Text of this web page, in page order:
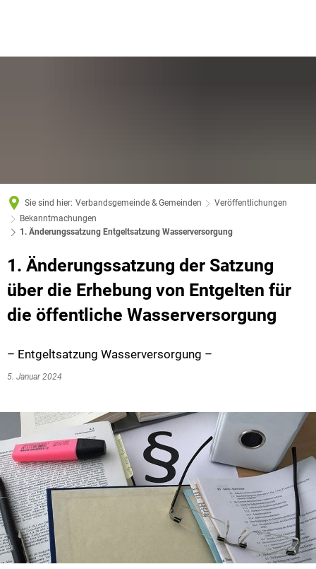
Sie sind hier: Verbandsgemeinde & Gemeinden
Veröffentlichungen
Bekanntmachungen
1. Änderungssatzung Entgeltsatzung Wasserversorgung
1. Änderungssatzung der Satzung
über die Erhebung von Entgelten für
die öffentliche Wasserversorgung
– ­Entgeltsatzung Wasserversorgung –
5. Januar 2024